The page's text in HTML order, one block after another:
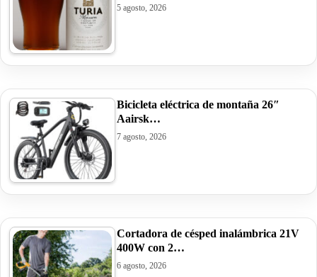
5 agosto, 2026
Bicicleta eléctrica de montaña 26″
Aairsk…
7 agosto, 2026
Cortadora de césped inalámbrica 21V
400W con 2…
6 agosto, 2026